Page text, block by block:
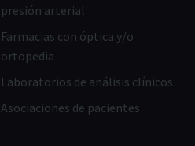
presión arterial
Farmacias con óptica y/o
ortopedia
Laboratorios de análisis clínicos
Asociaciones de pacientes